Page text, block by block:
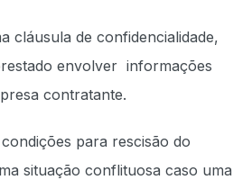
cláusula de confidencialidade,
envolver informações
contratante.
para rescisão do
situação conflituosa caso uma